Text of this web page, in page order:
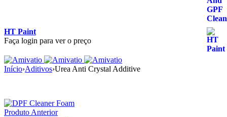
HT Paint
Faça login para ver o preço
Início›Aditivos›Urea Anti Crystal Additive
Produto Anterior